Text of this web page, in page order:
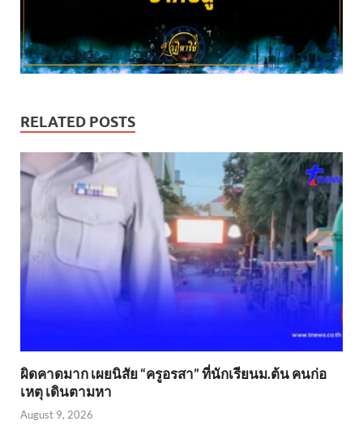
RELATED POSTS
ผิดคาดมาก เผยนิสัย “ครูอรสา” ที่นักเรียนม.ต้น คนก่อ
เหตุ เดินตามหา
August 9, 2026